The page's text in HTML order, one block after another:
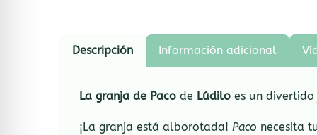
Descripción Información adicional
La granja de Paco de Lúdilo es un divertido
¡La granja está alborotada! Paco necesita